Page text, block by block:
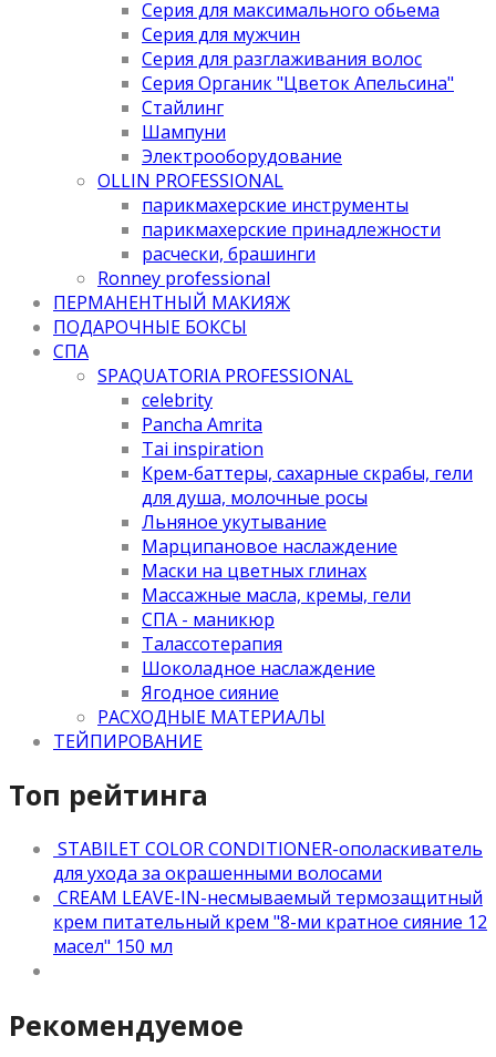
Серия для максимального обьема
Серия для мужчин
Серия для разглаживания волос
Серия Органик "Цветок Апельсина"
Стайлинг
Шампуни
Электрооборудование
OLLIN PROFESSIONAL
парикмахерские инструменты
парикмахерские принадлежности
расчески, брашинги
Ronney professional
ПЕРМАНЕНТНЫЙ МАКИЯЖ
ПОДАРОЧНЫЕ БОКСЫ
СПА
SPAQUATORIA PROFESSIONAL
celebrity
Pancha Amrita
Tai inspiration
Крем-баттеры, сахарные скрабы, гели
для душа, молочные росы
Льняное укутывание
Марципановое наслаждение
Маски на цветных глинах
Массажные масла, кремы, гели
СПА - маникюр
Талассотерапия
Шоколадное наслаждение
Ягодное сияние
РАСХОДНЫЕ МАТЕРИАЛЫ
ТЕЙПИРОВАНИЕ
Топ рейтинга
STABILET COLOR CONDITIONER-ополаскиватель
для ухода за окрашенными волосами
CREAM LEAVE-IN-несмываемый термозащитный
крем питательный крем "8-ми кратное сияние 12
масел" 150 мл
Рекомендуемое